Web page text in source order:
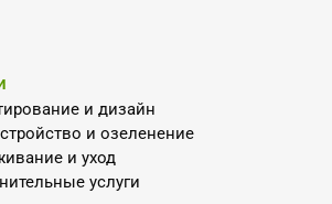
и дизайн
и озеленение
и уход
услуги